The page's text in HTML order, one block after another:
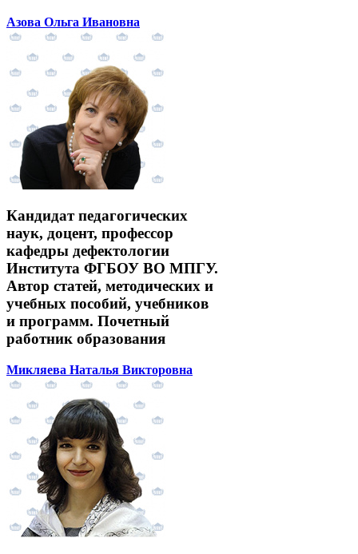
Азова Ольга Ивановна
Кандидат педагогических
наук, доцент, профессор
кафедры дефектологии
Института ФГБОУ ВО МПГУ.
Автор статей, методических и
учебных пособий, учебников
и программ. Почетный
работник образования
Микляева Наталья Викторовна